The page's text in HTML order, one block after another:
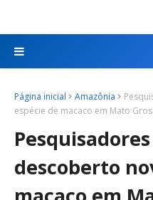
Página inicial Amazônia
espécie de macaco em Mato
descoberto